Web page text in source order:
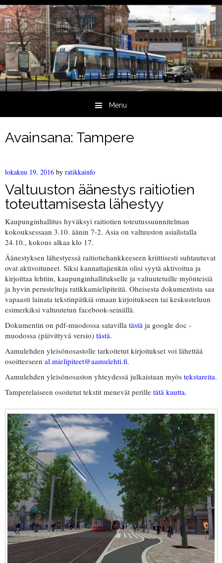
Menu
Avainsana: Tampere
lokakuu 19, 2016 by ratikkainfo
Valtuuston äänestys raitiotien
toteuttamisesta lähestyy
Kaupunginhallitus hyväksyi raitiotien toteutussuunnitelman
kokouksessaan 3.10. äänin 7-2. Asia on valtuuston asialistalla
24.10., kokous alkaa klo 17.
Äänestyksen lähestyessä raitiotiehankkeeseen kriittisesti suhtautuvat
ovat aktivoituneet. Siksi kannattajienkin olisi syytä aktivoitua ja
kirjoittaa lehtiin, kaupunginhallitukselle ja valtuutetuille myönteisiä
ja hyvin perusteltuja ratikkamielipiteitä. Oheisesta dokumentista saa
vapaasti lainata tekstinpätkiä omaan kirjoitukseen tai keskusteluun
esimerkiksi valtuutetun facebook-seinällä.
Dokumentin on pdf-muodossa satavilla tästä ja google doc -
muodossa (päivittyvä versio) tästä.
Aamulehden yleisönosastolle tarkoitetut kirjoitukset voi lähettää
osoitteeseen al.mielipiteet@aamulehti.fi.
Aamulehden yleisönosaston yhteydessä julkaistaan myös tekstareita.
Tamperelaiseen osoitetut tekstit menevät perille tätä kautta.